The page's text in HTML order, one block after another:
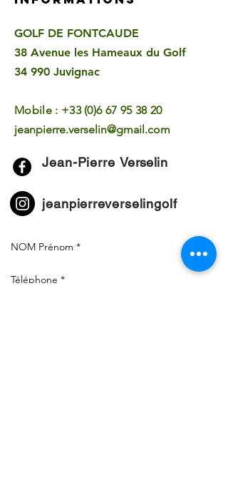
GOLF DE FONTCAUDE
38 Avenue les Hameaux du Golf
34 990 Juvignac
Mobile : +33 (0)6 67 95 38 20
jeanpierre.verselin@gmail.com
Jean-Pierre Verselin
jeanpierreverselingolf